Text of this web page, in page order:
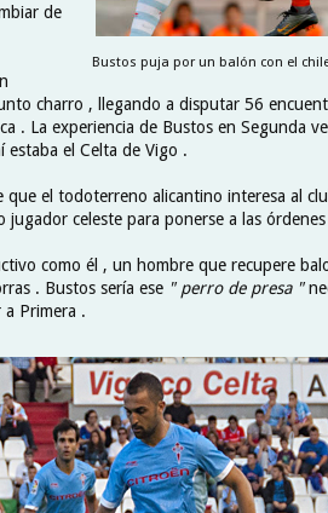
Bustos puja por un balón con el
de
charro , llegando a disputar 56
. La experiencia de Bustos en Segunda
estaba el Celta de Vigo .
el todoterreno alicantino interesa al
celeste para ponerse a las
como él , un hombre que recupere
. Bustos sería ese " perro de presa "
a Primera .